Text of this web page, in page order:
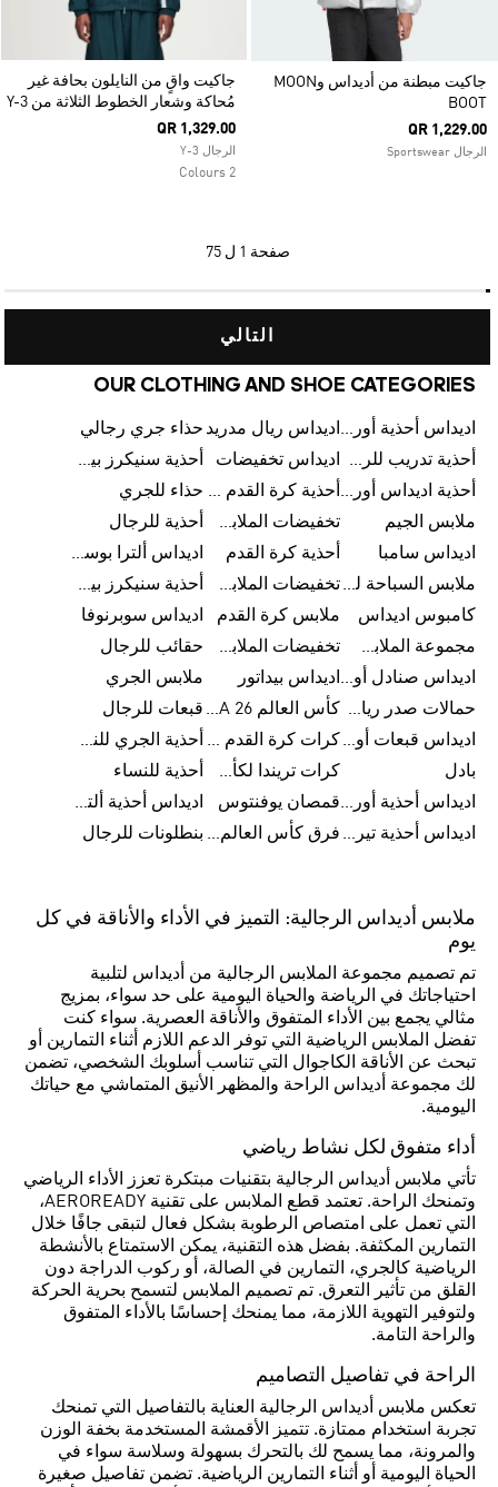
جاكيت مبطنة من أديداس وMOON
BOOT
QR 1,229.00
الرجال Sportswear
جاكيت واقٍ من النايلون بحافة غير
مُحاكة وشعار الخطوط الثلاثة من Y-3
QR 1,329.00
الرجال Y-3
2 Colours
صفحة 1 ل 75
التالي
OUR CLOTHING AND SHOE CATEGORIES
اديداس أحذية أورجينالز اديداس ريال مدريد حذاء جري رجالي
أحذية تدريب للرجال
اديداس تخفيضات
أحذية سنيكرز بيضاء للرجال
أحذية اديداس أورجينال للنساء
أحذية كرة القدم للرجال حذاء للجري
ملابس الجيم
تخفيضات الملابس للأطفال
أحذية للرجال
اديداس سامبا
أحذية كرة القدم
اديداس ألترا بوست
ملابس السباحة للرجال
تخفيضات الملابس الرياضية
أحذية سنيكرز بيضاء للرجال
كامبوس اديداس
ملابس كرة القدم
اديداس سوبرنوفا
مجموعة الملابس الرياضية
تخفيضات الملابس للرجال
حقائب للرجال
اديداس صنادل أورجينال للنساء اديداس بيداتور
ملابس الجري
حمالات صدر رياضية
كأس العالم FIFA 26™ قبعات للرجال
اديداس قبعات أورجينال للرجال
كرات كرة القدم للرجال
أحذية الجري للنساء
بادل
كرات تريندا لكأس العالم FIFA 26™
أحذية للنساء
اديداس أحذية أورجينال للرجالقمصان يوفنتوس
اديداس أحذية ألترا بوست للرجال
اديداس أحذية تيريكس
فرق كأس العالم FIFA 26™ بنطلونات للرجال
ملابس أديداس الرجالية: التميز في الأداء والأناقة في كل
يوم
تم تصميم مجموعة الملابس الرجالية من أديداس لتلبية
احتياجاتك في الرياضة والحياة اليومية على حد سواء، بمزيج
مثالي يجمع بين الأداء المتفوق والأناقة العصرية. سواء كنت
تفضل الملابس الرياضية التي توفر الدعم اللازم أثناء التمارين أو
تبحث عن الأناقة الكاجوال التي تناسب أسلوبك الشخصي، تضمن
لك مجموعة أديداس الراحة والمظهر الأنيق المتماشي مع حياتك
اليومية.
أداء متفوق لكل نشاط رياضي
تأتي ملابس أديداس الرجالية بتقنيات مبتكرة تعزز الأداء الرياضي
وتمنحك الراحة. تعتمد قطع الملابس على تقنية AEROREADY،
التي تعمل على امتصاص الرطوبة بشكل فعال لتبقى جافًا خلال
التمارين المكثفة. بفضل هذه التقنية، يمكن الاستمتاع بالأنشطة
الرياضية كالجري، التمارين في الصالة، أو ركوب الدراجة دون
القلق من تأثير التعرق. تم تصميم الملابس لتسمح بحرية الحركة
ولتوفير التهوية اللازمة، مما يمنحك إحساسًا بالأداء المتفوق
والراحة التامة.
الراحة في تفاصيل التصاميم
تعكس ملابس أديداس الرجالية العناية بالتفاصيل التي تمنحك
تجربة استخدام ممتازة. تتميز الأقمشة المستخدمة بخفة الوزن
والمرونة، مما يسمح لك بالتحرك بسهولة وسلاسة سواء في
الحياة اليومية أو أثناء التمارين الرياضية. تضمن تفاصيل صغيرة